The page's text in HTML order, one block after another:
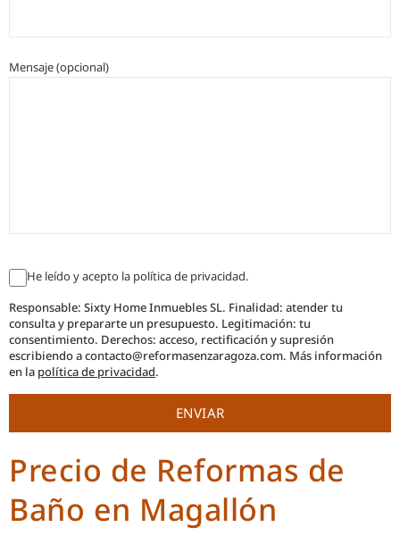
Mensaje (opcional)
He leído y acepto la política de privacidad.
Responsable: Sixty Home Inmuebles SL. Finalidad: atender tu
consulta y prepararte un presupuesto. Legitimación: tu
consentimiento. Derechos: acceso, rectificación y supresión
escribiendo a contacto@reformasenzaragoza.com. Más información
en la política de privacidad.
Precio de Reformas de
Baño en Magallón